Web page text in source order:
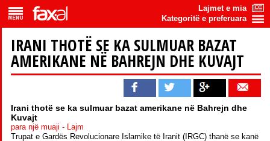
Lajmet e mia
Kategoritë e preferuara
IRANI THOTË SE KA SULMUAR BAZAT
AMERIKANE NË BAHREJN DHE KUVAJT
Irani thotë se ka sulmuar bazat amerikane në Bahrejn dhe
Kuvajt
para një muaji - Lajm
Trupat e Gardës Revolucionare Islamike të Iranit (IRGC) thanë se kanë